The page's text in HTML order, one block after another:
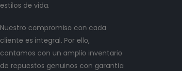
estilos de vida.
Nuestro compromiso con cada
cliente es integral. Por ello,
contamos con un amplio inventario
de repuestos genuinos con garantía